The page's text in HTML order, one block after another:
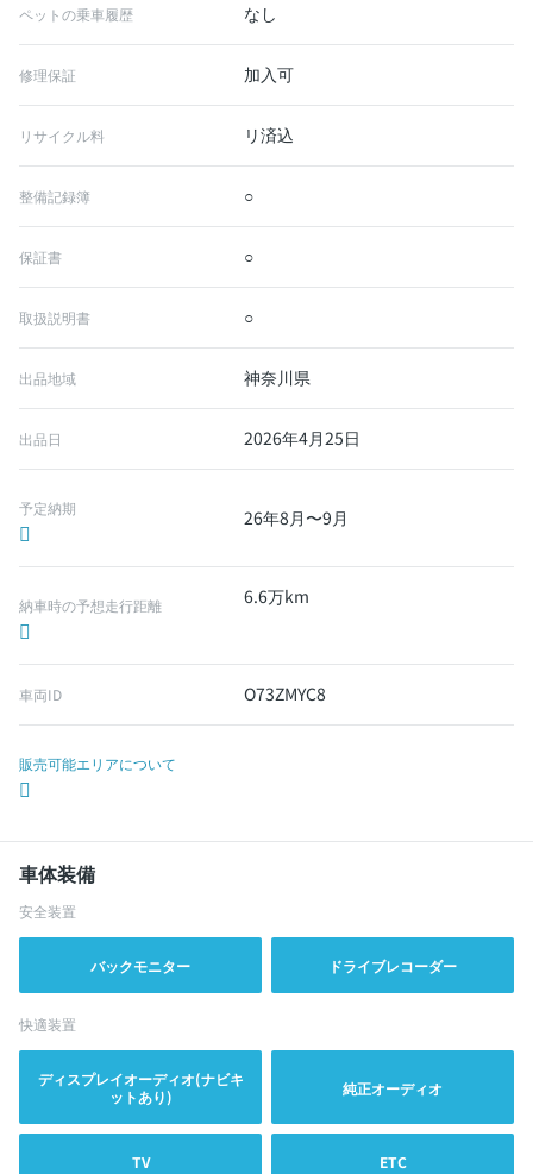
ペットの乗車履歴 なし
修理保証 加入可
リサイクル料 リ済込
整備記録簿 ○
保証書 ○
取扱説明書 ○
出品地域 神奈川県
出品日 2026年4月25日
予定納期 26年8月〜9月
納車時の予想走行距離 6.6万km
車両ID O73ZMYC8
販売可能エリアについて
車体装備
安全装置
バックモニター ドライブレコーダー
快適装置
ディスプレイオーディオ(ナビキ
ットあり)
純正オーディオ
TV ETC